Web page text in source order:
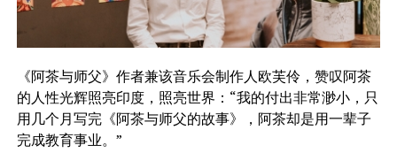
《阿茶与师父》作者兼该音乐会制作人欧芙伶，赞叹阿茶
的人性光辉照亮印度，照亮世界：“我的付出非常渺小，只
用几个月写完《阿茶与师父的故事》，阿茶却是用一辈子
完成教育事业。”